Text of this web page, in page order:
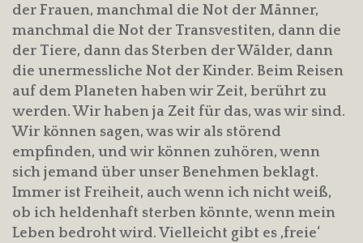
der Frauen, manchmal die Not der Männer,
manchmal die Not der Transvestiten, dann die
der Tiere, dann das Sterben der Wälder, dann
die unermessliche Not der Kinder. Beim Reisen
auf dem Planeten haben wir Zeit, berührt zu
werden. Wir haben ja Zeit für das, was wir sind.
Wir können sagen, was wir als störend
empfinden, und wir können zuhören, wenn
sich jemand über unser Benehmen beklagt.
Immer ist Freiheit, auch wenn ich nicht weiß,
ob ich heldenhaft sterben könnte, wenn mein
Leben bedroht wird. Vielleicht gibt es ‚freie‘